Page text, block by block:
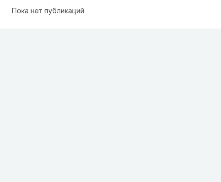
Пока нет публикаций